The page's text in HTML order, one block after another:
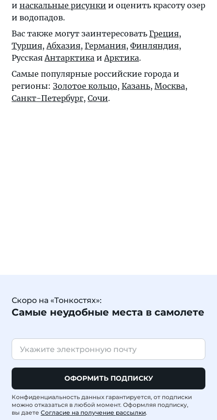
и наскальные рисунки и оценить красоту озер
и водопадов.
Вас также могут заинтересовать Греция,
Турция,Абхазия, Германия, Финляндия,
РусскаяАнтарктика иАрктика.
Самые популярные российские города и
регионы: Золотое кольцо, Казань, Москва,
Санкт-Петербург, Сочи.
Скоро на «Тонкостях»:
Самые неудобные места в самолете
ОФОРМИТЬ ПОДПИСКУ
Конфиденциальность данных гарантируется, от подписки
можно отказаться в любой момент. Оформляя подписку,
вы даете Согласие на получение рассылки.